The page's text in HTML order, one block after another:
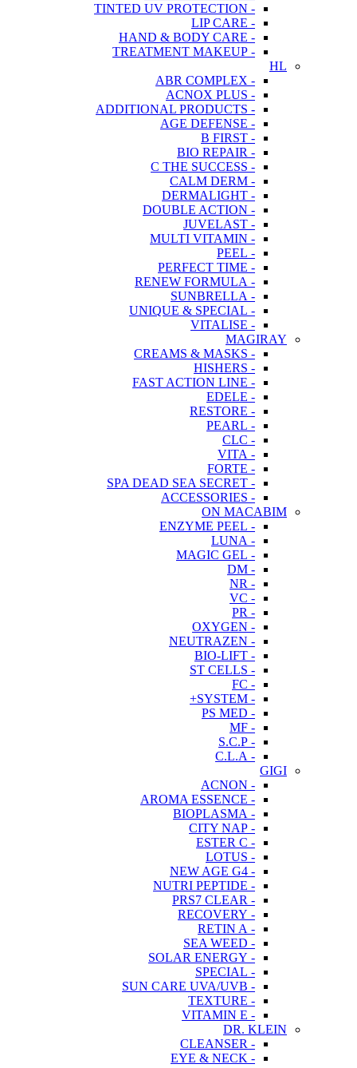
- TINTED UV PROTECTION
- LIP CARE
- HAND & BODY CARE
- TREATMENT MAKEUP
HL
- ABR COMPLEX
- ACNOX PLUS
- ADDITIONAL PRODUCTS
- AGE DEFENSE
- B FIRST
- BIO REPAIR
- C THE SUCCESS
- CALM DERM
- DERMALIGHT
- DOUBLE ACTION
- JUVELAST
- MULTI VITAMIN
- PEEL
- PERFECT TIME
- RENEW FORMULA
- SUNBRELLA
- UNIQUE & SPECIAL
- VITALISE
MAGIRAY
- CREAMS & MASKS
- HISHERS
- FAST ACTION LINE
- EDELE
- RESTORE
- PEARL
- CLC
- VITA
- FORTE
- SPA DEAD SEA SECRET
- ACCESSORIES
ON MACABIM
- ENZYME PEEL
- LUNA
- MAGIC GEL
- DM
- NR
- VC
- PR
- OXYGEN
- NEUTRAZEN
- BIO-LIFT
- ST CELLS
- FC
- SYSTEM+
- PS MED
- MF
- S.C.P
- C.L.A
GIGI
- ACNON
- AROMA ESSENCE
- BIOPLASMA
- CITY NAP
- ESTER C
- LOTUS
- NEW AGE G4
- NUTRI PEPTIDE
- PRS7 CLEAR
- RECOVERY
- RETIN A
- SEA WEED
- SOLAR ENERGY
- SPECIAL
- SUN CARE UVA/UVB
- TEXTURE
- VITAMIN E
DR. KLEIN
- CLEANSER
- EYE & NECK